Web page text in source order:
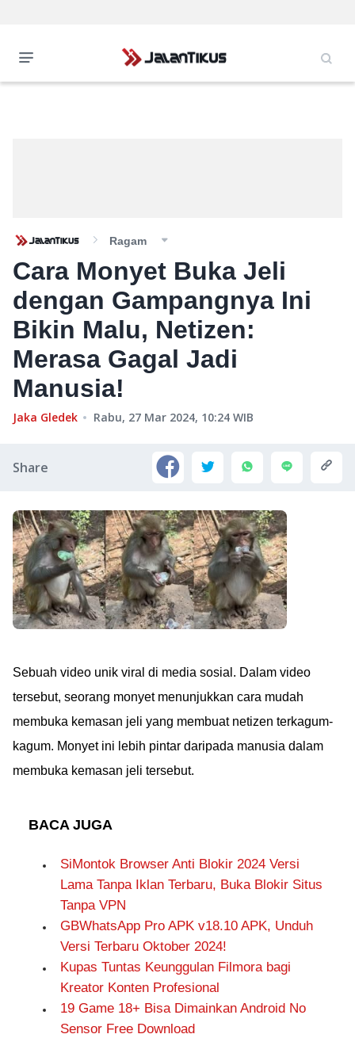
Ragam
Cara Monyet Buka Jeli
dengan Gampangnya Ini
Bikin Malu, Netizen:
Merasa Gagal Jadi
Manusia!
Jaka Gledek Rabu, 27 Mar 2024, 10:24 WIB
Share
Sebuah video unik viral di media sosial. Dalam video
tersebut, seorang monyet menunjukkan cara mudah
membuka kemasan jeli yang membuat netizen terkagum-
kagum. Monyet ini lebih pintar daripada manusia dalam
membuka kemasan jeli tersebut.
BACA JUGA
SiMontok Browser Anti Blokir 2024 Versi
Lama Tanpa Iklan Terbaru, Buka Blokir Situs
Tanpa VPN
GBWhatsApp Pro APK v18.10 APK, Unduh
Versi Terbaru Oktober 2024!
Kupas Tuntas Keunggulan Filmora bagi
Kreator Konten Profesional
19 Game 18+ Bisa Dimainkan Android No
Sensor Free Download